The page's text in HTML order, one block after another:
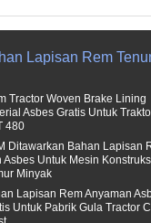
Tersedia
gratis:
mesin
mesin industri
Gula,
Lapisan Rem
Tractor Woven Brake Lining
Asbes Gratis Untuk
480
Ditawarkan Bahan Lapisan
Asbes Untuk Mesin
Minyak
Lapisan Rem Anyaman
Untuk Pabrik Gula Tractor